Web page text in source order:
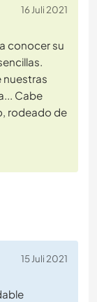
16 Juli 2021
conocer su
nuestras
Cabe
rodeado de
15 Juli 2021